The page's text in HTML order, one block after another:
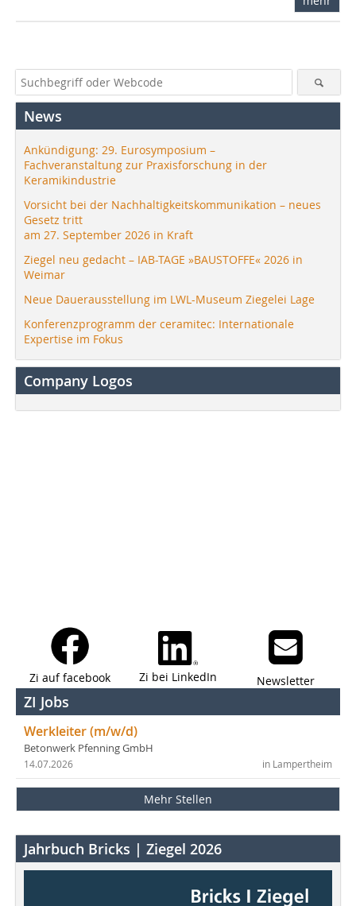
News
Ankündigung: 29. Eurosymposium –
Fachveranstaltung zur Praxisforschung in der
Keramikindustrie
Vorsicht bei der Nachhaltigkeitskommunikation – neues
Gesetz tritt
am 27. September 2026 in Kraft
Ziegel neu gedacht – IAB-TAGE »BAUSTOFFE« 2026 in
Weimar
Neue Dauerausstellung im LWL-Museum Ziegelei Lage
Konferenzprogramm der ceramitec: Internationale
Expertise im Fokus
Company Logos
Zi auf facebook Zi bei LinkedIn Newsletter
ZI Jobs
Werkleiter (m/w/d)
Betonwerk Pfenning GmbH
in Lampertheim
14.07.2026
Mehr Stellen
Jahrbuch Bricks | Ziegel 2026